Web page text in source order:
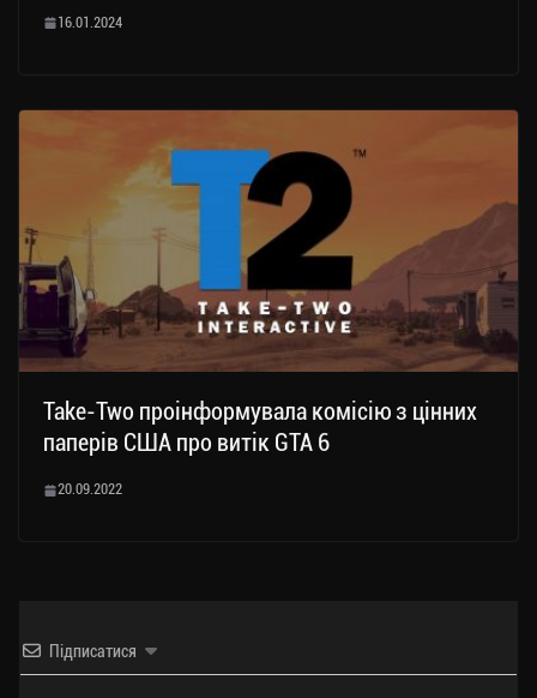
16.01.2024
Take-Two проінформувала комісію з цінних
паперів США про витік GTA 6
20.09.2022
Підписатися